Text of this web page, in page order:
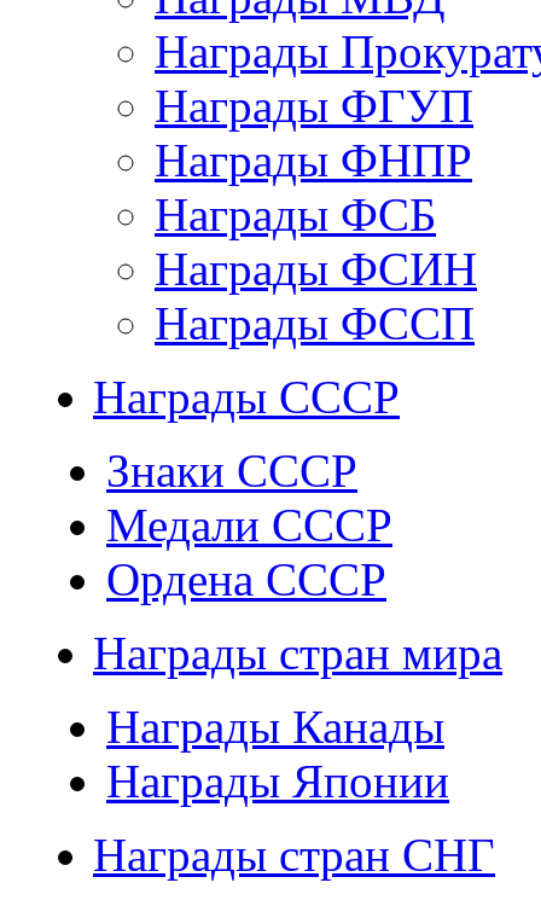
Награды
Награды ФГУП
Награды ФНПР
Награды ФСБ
Награды ФСИН
Награды ФССП
Награды СССР
Знаки СССР
Медали СССР
Ордена СССР
Награды стран мира
Награды Канады
Награды Японии
Награды стран СНГ